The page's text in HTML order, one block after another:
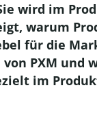
wird im
warum
für die
PXM und
im